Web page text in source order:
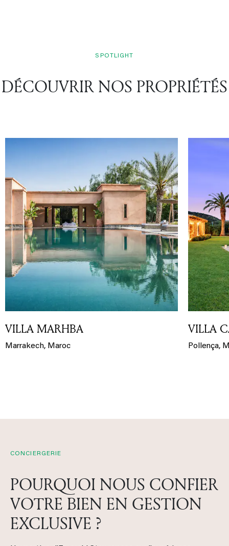
SPOTLIGHT
DÉCOUVRIR NOS PROPRIÉTÉS
VILLA MARHBA
Marrakech, Maroc
VILLA
Pollença,
CONCIERGERIE
POURQUOI NOUS CONFIER
VOTRE BIEN EN GESTION
EXCLUSIVE ?